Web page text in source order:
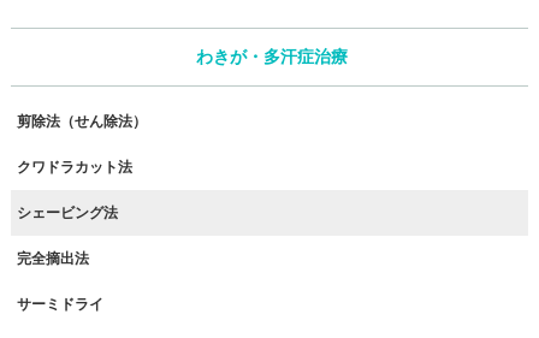
わきが・多汗症治療
剪除法（せん除法）
クワドラカット法
シェービング法
完全摘出法
サーミドライ